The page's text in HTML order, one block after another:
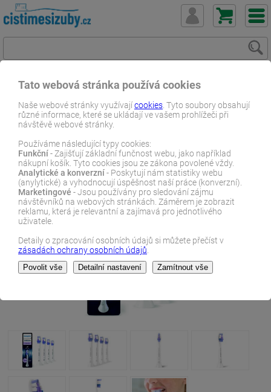
Tato webová stránka používá cookies
Naše webové stránky využívajícookies . Tyto soubory obsahují
různé informace, které se ukládají ve vašem prohlížeči při
návštěvě webové stránky.
Používáme následující typy cookies:
Funkční- Zajišťují základní funčnost webu, jako například
nákupní košík. Tyto cookies jsou ze zákona povolené vždy.
Analytické a konverzní- Poskytují nám statistiky webu
(anylytické) a vyhodnocují úspěšnost naší práce (konverzní).
Marketingové - Jsou používány pro sledování zájmu
návštěvníků na webových stránkách. Záměrem je zobrazit
reklamu, která je relevantní a zajímavá pro jednotlivého
uživatele.
Detaily o zpracování osobních údajů si můžete přečíst v
zásadách ochrany osobních údajů
ČistímeSiZuby.cz E-shop
Dentální zboží
Náhradní hlavice
Philips Sonicare dle názvu
E-SHOP